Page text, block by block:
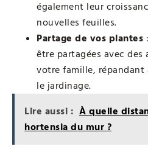
également leur
nouvelles feuilles.
Partage de vos plantes
être partagées avec des
votre famille,
le jardinage.
Lire aussi : À quelle
hortensia du mur ?